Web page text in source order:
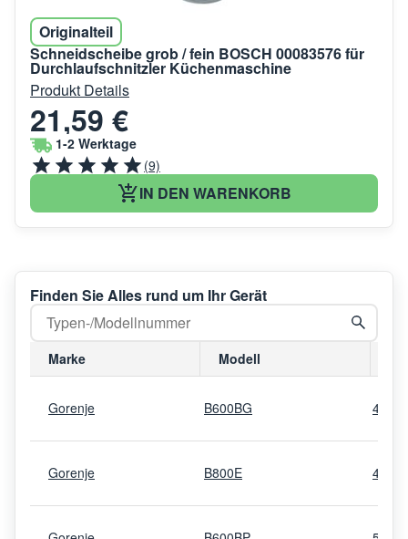
Originalteil
Schneidscheibe grob / fein BOSCH 00083576 für
Durchlaufschnitzler Küchenmaschine
Produkt Details
21,59 €
1-2 Werktage
(9)
IN DEN WARENKORB
Finden Sie Alles rund um Ihr Gerät
Marke Modell
Gorenje B600BG
Gorenje B800E